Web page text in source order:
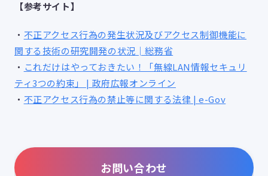
【参考サイト】
・ 不正アクセス行為の発生状況及びアクセス制御機能に
関する技術の研究開発の状況│総務省
・ これだけはやっておきたい！「無線LAN情報セキュリ
ティ3つの約束」 | 政府広報オンライン
・ 不正アクセス行為の禁止等に関する法律 | e-Gov
お問い合わせ